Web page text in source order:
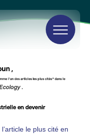
le plus cité en